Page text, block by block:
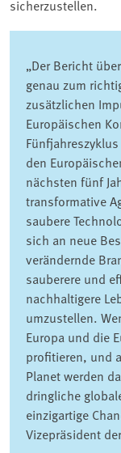
sicherzustellen.
„Der Bericht
genau zum
zusätzlichen
Europäischen
den
nächsten fünf
transformative
saubere
sich an neue
verändernde
sauberere und
nachhaltigere
umzustellen.
Europa und die
profitieren, und
Planet werden
dringliche
einzigartige
Vizepräsident